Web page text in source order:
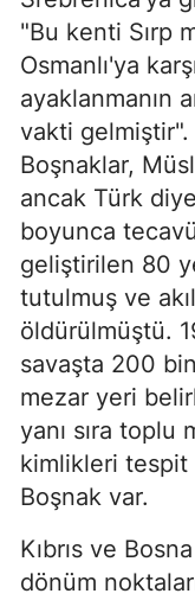
"Bu kenti Sırp
Osmanlı'ya
ayaklanmanın
vakti gelmiştir".
Boşnaklar,
ancak Türk
boyunca
geliştirilen 80
tutulmuş ve
öldürülmüştü.
savaşta 200
mezar yeri
yanı sıra toplu
kimlikleri tespit
Boşnak var.
Kıbrıs ve
dönüm